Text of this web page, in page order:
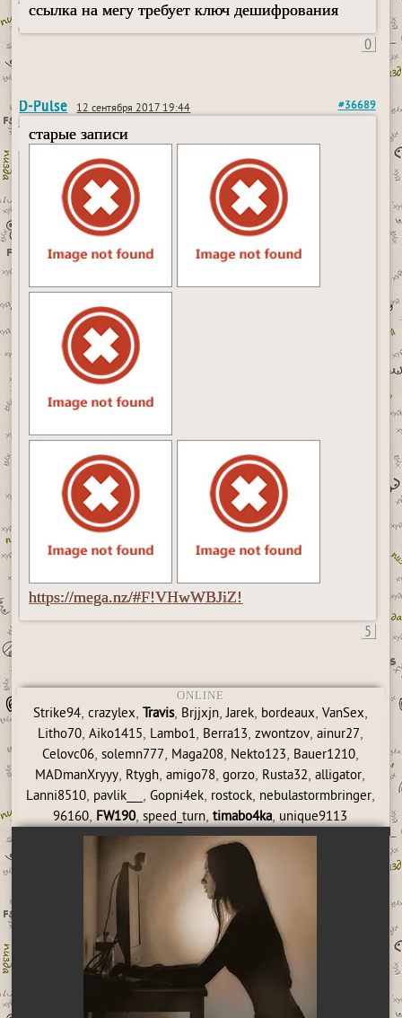
ссылка на мегу требует ключ дешифрования
0
D-Pulse 12 сентября 2017 19:44 #36689
старые записи
https://mega.nz/#F!VHwWBJiZ!
5
ONLINE
Strike94, crazylex, Travis, Brjjxjn,Jarek, bordeaux, VanSex,
Litho70, Aiko1415, Lambo1, Berra13, zwontzov, ainur27,
Celovc06, solemn777, Maga208, Nekto123, Bauer1210,
MADmanXryyy, Rtygh,amigo78,gorzo, Rusta32,alligator,
Lanni8510, pavlik___ , Gopni4ek, rostock, nebulastormbringer,
96160, FW190,speed_turn,timabo4ka, unique9113